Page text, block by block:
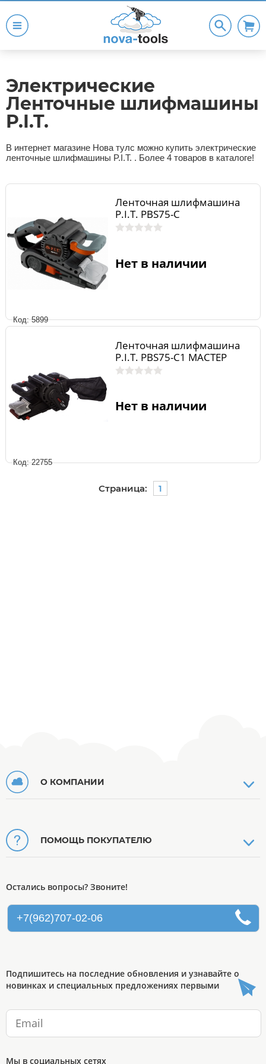
Электрические
Ленточные шлифмашины
P.I.T.
В интернет магазине Нова тулс можно купить электрические
ленточные шлифмашины P.I.T. . Более 4 товаров в каталоге!
Код: 5899
Ленточная шлифмашина
P.I.T. PBS75-C
Нет в наличии
Код: 22755
Ленточная шлифмашина
P.I.T. PBS75-C1 МАСТЕР
Нет в наличии
Страница: 1
О КОМПАНИИ
ПОМОЩЬ ПОКУПАТЕЛЮ
Остались вопросы? Звоните!
+7(962)707-02-06
Подпишитесь на последние обновления и узнавайте о
новинках и специальных предложениях первыми
Мы в социальных сетях